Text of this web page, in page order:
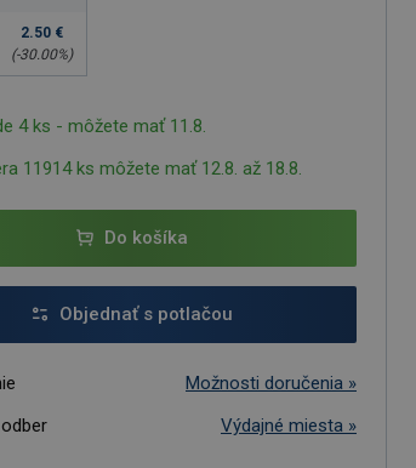
2.50 €
(-30.00%)
4 ks - môžete mať 11.8.
11914 ks môžete mať 12.8. až 18.8.
Do košíka
Objednať s potlačou
Možnosti doručenia »
Výdajné miesta »